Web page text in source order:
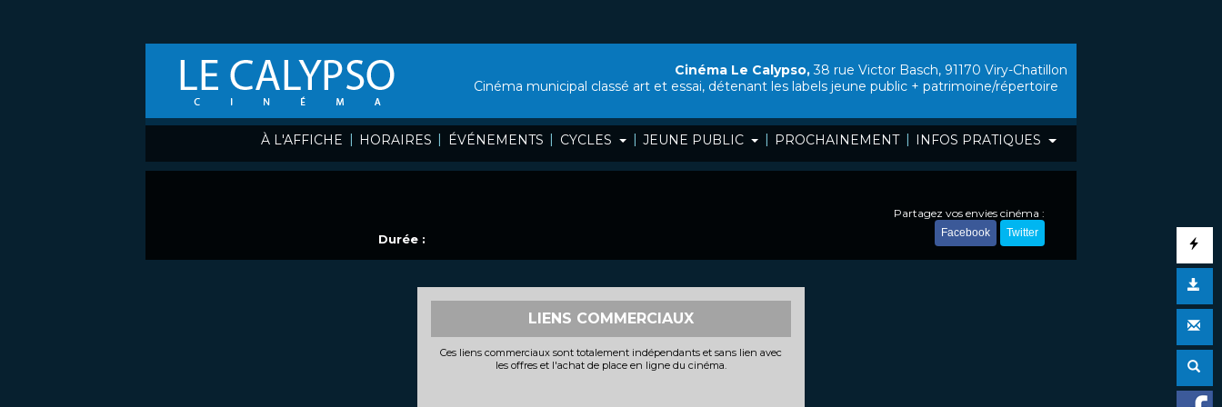
À L'AFFICHE | HORAIRES | ÉVÉNEMENTS | CYCLES | JEUNE PUBLIC | PROCHAINEMENT | INFOS PRATIQUES
Cinéma Le Calypso,38 rue Victor Basch, 91170 Viry-Chatillon
Cinéma municipal classé art et essai, détenant les labels jeune public + patrimoine/répertoire
Durée :
Partagez vos envies cinéma :
Facebook Twitter
LIENS COMMERCIAUX
Ces liens commerciaux sont totalement indépendants et sans lien avec
les offres et l'achat de place en ligne du cinéma.